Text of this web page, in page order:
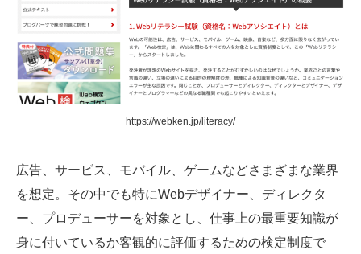
https://webken.jp/literacy/
広告、サービス、モバイル、ゲームなどさまざまな業界
を想定。その中でも特にWebデザイナー、ディレクタ
ー、プロデューサーを対象とし、仕事上の最重要知識が
身に付いているか客観的に評価するための検定制度で